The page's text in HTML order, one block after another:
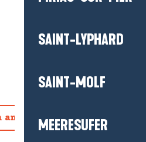
SAINT-LYPHARD
SAINT-MOLF
MEERESUFER
anzeigen